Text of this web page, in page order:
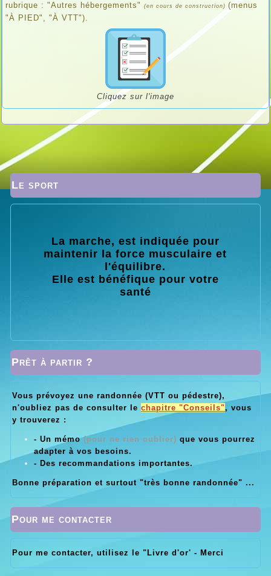
rubrique : "Autres hébergements"
(en cours de construction) (menus
"À PIED", "À VTT").
Cliquez sur l'image
Le sport
La marche, est indiquée pour
maintenir la force musculaire et
l'équilibre.
Elle est bénéfique pour votre
santé
Prêt à partir ?
Vous prévoyez une randonnée (VTT ou pédestre),
n'oubliez pas de consulter le chapitre "Conseils", vous
y trouverez :
- Un mémo(pour ne rien oublier) que vous pourrez
adapter à vos besoins.
- Des recommandations importantes.
Bonne préparation et surtout "très bonne randonnée" ...
Pour me contacter
Pour me contacter, utilisez le "Livre d'or' - Merci